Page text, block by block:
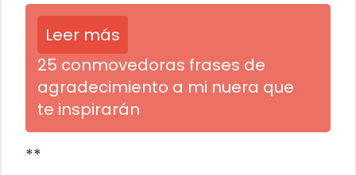
Leer más
25 conmovedoras frases de
agradecimiento a mi nuera que
te inspirarán
**